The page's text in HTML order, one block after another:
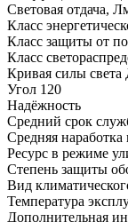
Световая отдача,
Класс
Класс защиты от
Класс
Кривая силы света
Угол 120
Надёжность
Средний срок
Средняя наработка
Ресурс в режиме
Степень защиты
Вид
Температура
Дополнительная